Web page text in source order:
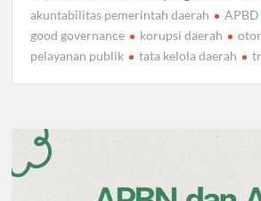
akuntabilitas pemerintah daerah APBD
good governance
korupsi daerah
pelayanan publik
tata kelola daerah